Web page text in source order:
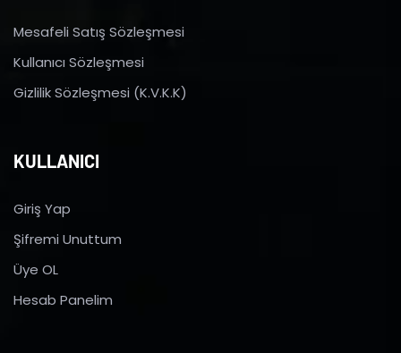
Mesafeli Satış Sözleşmesi
Kullanıcı Sözleşmesi
Gizlilik Sözleşmesi (K.V.K.K)
KULLANICI
Giriş Yap
Şifremi Unuttum
Üye OL
Hesab Panelim